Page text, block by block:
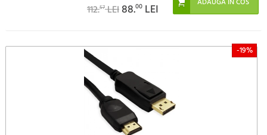
112.57LEI88.00 LEI
-19%